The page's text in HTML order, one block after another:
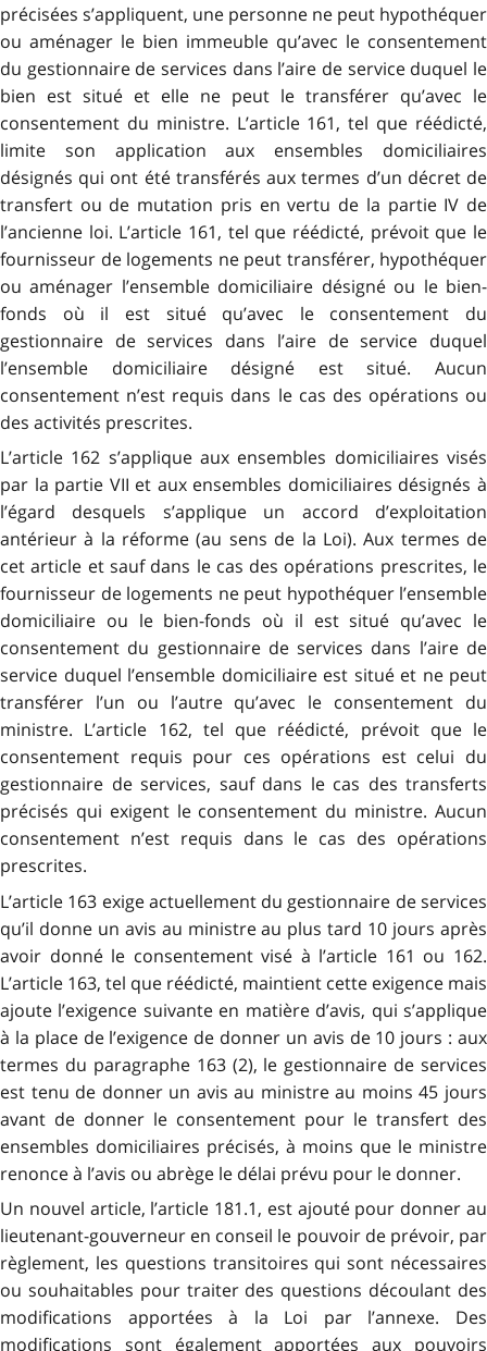
précisées s’appliquent, une personne ne peut hypothéquer
ou aménager le bien immeuble qu’avec le consentement
du gestionnaire de services dans l’aire de service duquel le
bien est situé et elle ne peut le transférer qu’avec le
consentement du ministre. L’article 161, tel que réédicté,
limite son application aux ensembles domiciliaires
désignés qui ont été transférés aux termes d’un décret de
transfert ou de mutation pris en vertu de la partie IV de
l’ancienne loi. L’article 161, tel que réédicté, prévoit que le
fournisseur de logements ne peut transférer, hypothéquer
ou aménager l’ensemble domiciliaire désigné ou le bien-
fonds où il est situé qu’avec le consentement du
gestionnaire de services dans l’aire de service duquel
l’ensemble domiciliaire désigné est situé. Aucun
consentement n’est requis dans le cas des opérations ou
des activités prescrites.
L’article 162 s’applique aux ensembles domiciliaires visés
par la partie VII et aux ensembles domiciliaires désignés à
l’égard desquels s’applique un accord d’exploitation
antérieur à la réforme (au sens de la Loi). Aux termes de
cet article et sauf dans le cas des opérations prescrites, le
fournisseur de logements ne peut hypothéquer l’ensemble
domiciliaire ou le bien-fonds où il est situé qu’avec le
consentement du gestionnaire de services dans l’aire de
service duquel l’ensemble domiciliaire est situé et ne peut
transférer l’un ou l’autre qu’avec le consentement du
ministre. L’article 162, tel que réédicté, prévoit que le
consentement requis pour ces opérations est celui du
gestionnaire de services, sauf dans le cas des transferts
précisés qui exigent le consentement du ministre. Aucun
consentement n’est requis dans le cas des opérations
prescrites.
L’article 163 exige actuellement du gestionnaire de services
qu’il donne un avis au ministre au plus tard 10 jours après
avoir donné le consentement visé à l’article 161 ou 162.
L’article 163, tel que réédicté, maintient cette exigence mais
ajoute l’exigence suivante en matière d’avis, qui s’applique
à la place de l’exigence de donner un avis de 10 jours : aux
termes du paragraphe 163 (2), le gestionnaire de services
est tenu de donner un avis au ministre au moins 45 jours
avant de donner le consentement pour le transfert des
ensembles domiciliaires précisés, à moins que le ministre
renonce à l’avis ou abrège le délai prévu pour le donner.
Un nouvel article, l’article 181.1, est ajouté pour donner au
lieutenant-gouverneur en conseil le pouvoir de prévoir, par
règlement, les questions transitoires qui sont nécessaires
ou souhaitables pour traiter des questions découlant des
modifications apportées à la Loi par l’annexe. Des
modifications sont également apportées aux pouvoirs